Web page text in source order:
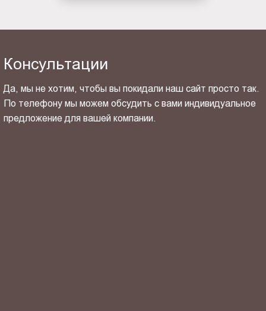
Консультации
Да, мы не хотим, чтобы вы покидали наш сайт просто так.
По телефону мы можем обсудить с вами индивидуальное
предложение для вашей компании.
ОТПРАВИТЬ СВОЙ КОНТАКТ